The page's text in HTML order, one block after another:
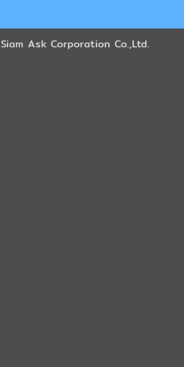
Siam Ask Corporation Co.,Ltd.